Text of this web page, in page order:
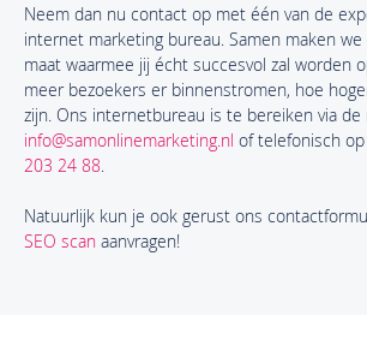
Neem dan nu contact op met één van de
internet marketing bureau. Samen maken
maat waarmee jij écht succesvol zal worden
meer bezoekers er binnenstromen, hoe
zijn. Ons internetbureau is te bereiken via de
info@samonlinemarketing.nl of telefonisch
203 24 88
Natuurlijk kun je ook gerust ons
SEO scan aanvragen!